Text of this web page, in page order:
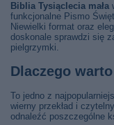
Biblia Tysiąclecia mała
funkcjonalne Pismo
Niewielki format oraz
doskonale sprawdzi się
pielgrzymki.
Dlaczego
To jedno z
wierny przekład i
odnaleźć poszczególne